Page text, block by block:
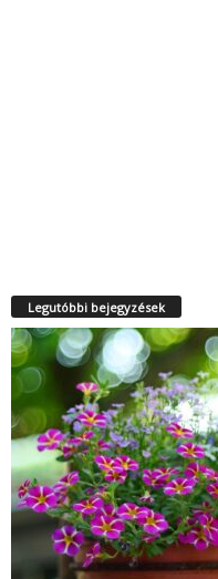
Legutóbbi bejegyzések